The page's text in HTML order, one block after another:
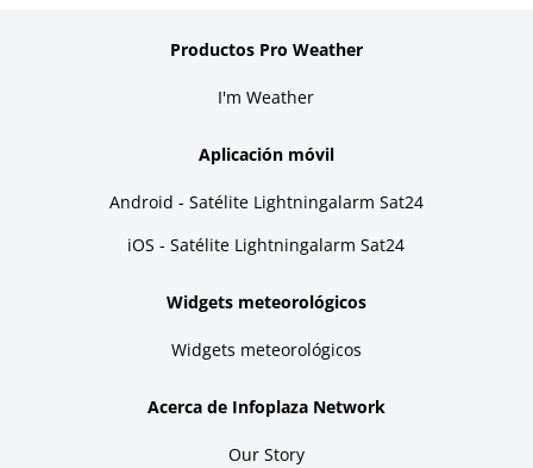
Productos Pro Weather
I'm Weather
Aplicación móvil
Android - Satélite Lightningalarm Sat24
iOS - Satélite Lightningalarm Sat24
Widgets meteorológicos
Widgets meteorológicos
Acerca de Infoplaza Network
Our Story